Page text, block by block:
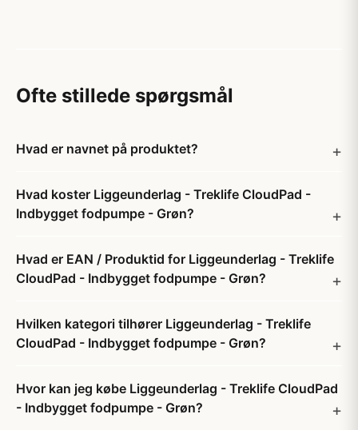
Ofte stillede spørgsmål
Hvad er navnet på produktet?
Hvad koster Liggeunderlag - Treklife CloudPad -
Indbygget fodpumpe - Grøn?
Hvad er EAN / Produktid for Liggeunderlag - Treklife
CloudPad - Indbygget fodpumpe - Grøn?
Hvilken kategori tilhører Liggeunderlag - Treklife
CloudPad - Indbygget fodpumpe - Grøn?
Hvor kan jeg købe Liggeunderlag - Treklife CloudPad
- Indbygget fodpumpe - Grøn?